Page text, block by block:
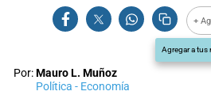
+
Agregar a tus
Por:Mauro L. Muñoz
Política - Economía